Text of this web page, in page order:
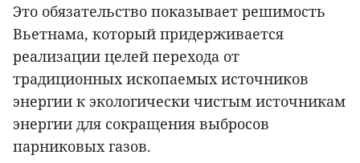
Это обязательство показывает решимость
Вьетнама, который придерживается
реализации целей перехода от
традиционных ископаемых источников
энергии к экологически чистым источникам
энергии для сокращения выбросов
парниковых газов.